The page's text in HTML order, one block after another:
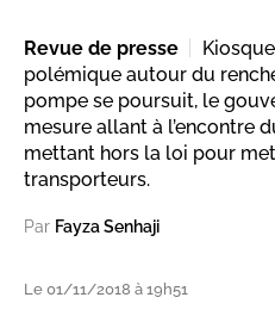
Revue de presse
polémique autour du
pompe se poursuit, le
mesure allant à l’encontre
mettant hors la loi pour
transporteurs.
Par Fayza Senhaji
Le 01/11/2018 à 19h51